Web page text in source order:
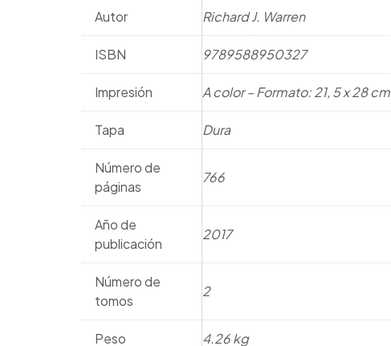
Autor Richard J. Warren
ISBN 9789588950327
Impresión A color – Formato: 21, 5 x 28 cm
Tapa Dura
Número de
páginas
766
Año de
publicación
2017
Número de
tomos
2
Peso 4.26 kg